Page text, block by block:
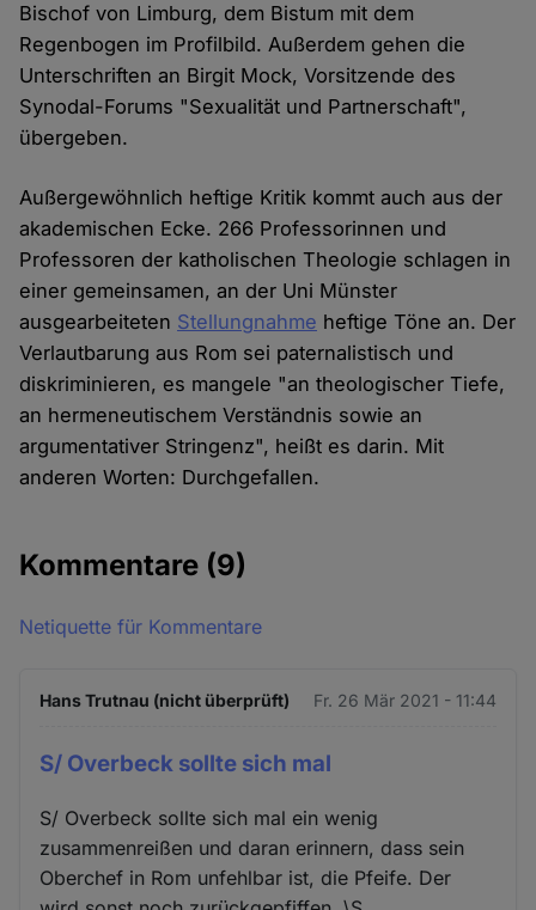
Bischof von Limburg, dem Bistum mit dem
Regenbogen im Profilbild. Außerdem gehen die
Unterschriften an Birgit Mock, Vorsitzende des
Synodal-Forums "Sexualität und Partnerschaft",
übergeben.
Außergewöhnlich heftige Kritik kommt auch aus der
akademischen Ecke. 266 Professorinnen und
Professoren der katholischen Theologie schlagen in
einer gemeinsamen, an der Uni Münster
ausgearbeiteten Stellungnahme heftige Töne an. Der
Verlautbarung aus Rom sei paternalistisch und
diskriminieren, es mangele "an theologischer Tiefe,
an hermeneutischem Verständnis sowie an
argumentativer Stringenz", heißt es darin. Mit
anderen Worten: Durchgefallen.
Kommentare (9)
Netiquette für Kommentare
Hans Trutnau (nicht überprüft) Fr. 26 Mär 2021 - 11:44
S/ Overbeck sollte sich mal
S/ Overbeck sollte sich mal ein wenig
zusammenreißen und daran erinnern, dass sein
Oberchef in Rom unfehlbar ist, die Pfeife. Der